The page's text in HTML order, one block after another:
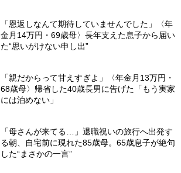
「恩返しなんて期待していませんでした」〈年
金月14万円・69歳母〉長年支えた息子から届い
た“思いがけない申し出”
「親だからって甘えすぎよ」〈年金月13万円・
68歳母〉帰省した40歳長男に告げた「もう実家
には泊めない」
「母さんが来てる…」退職祝いの旅行へ出発す
る朝、自宅前に現れた85歳母。65歳息子が絶句
した“まさかの一言”